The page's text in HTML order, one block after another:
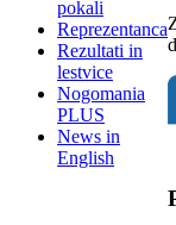
pokali
Reprezentanca
Rezultati in
lestvice
Nogomania
PLUS
News in
English